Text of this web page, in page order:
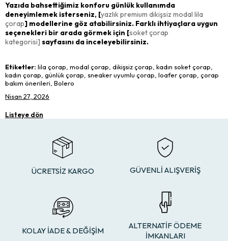
Yazıda bahsettiğimiz konforu günlük kullanımda
deneyimlemek isterseniz, [yazlık premium dikişsiz modal lila
çorap] modellerine göz atabilirsiniz. Farklı ihtiyaçlara uygun
seçenekleri bir arada görmek için [soket çorap
kategorisi] sayfasını da inceleyebilirsiniz.
Etiketler: lila çorap, modal çorap, dikişsiz çorap, kadın soket çorap,
kadın çorap, günlük çorap, sneaker uyumlu çorap, loafer çorap, çorap
bakım önerileri, Bolero
Nisan 27, 2026
Listeye dön
ÜCRETSİZ KARGO GÜVENLİ ALIŞVERİŞ
KOLAY İADE & DEĞİŞİM
ALTERNATİF ÖDEME
İMKANLARI